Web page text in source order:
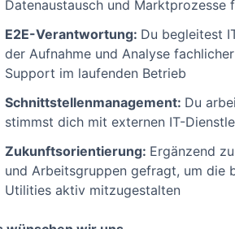
Datenaustausch und
E2E-Verantwortung: Du begleitest
der Aufnahme und Analyse
Support im laufenden Betrieb
Schnittstellenmanagement: Du
stimmst dich mit externen IT-
Zukunftsorientierung: Ergänzend
und Arbeitsgruppen gefragt, um die
Utilities aktiv mitzugestalten